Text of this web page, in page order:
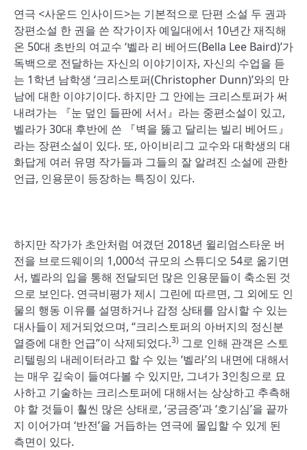
연극 <사운드 인사이드>는 기본적으로 단편 소설 두 권과
장편소설 한 권을 쓴 작가이자 예일대에서 10년간 재직해
온 50대 초반의 여교수 ‘벨라 리 베어드(Bella Lee Baird)’가
독백으로 전달하는 자신의 이야기이자, 자신의 수업을 듣
는 1학년 남학생 ‘크리스토퍼(Christopher Dunn)’와의 만
남에 대한 이야기이다. 하지만 그 안에는 크리스토퍼가 써
내려가는 『눈 덮인 들판에 서서』라는 중편소설이 있고,
벨라가 30대 후반에 쓴 『벽을 뚫고 달리는 빌리 베어드』
라는 장편소설이 있다. 또, 아이비리그 교수와 대학생의 대
화답게 여러 유명 작가들과 그들의 잘 알려진 소설에 관한
언급, 인용문이 등장하는 특징이 있다.
하지만 작가가 초안처럼 여겼던 2018년 윌리엄스타운 버
전을 브로드웨이의 1,000석 규모의 스튜디오 54로 옮기면
서, 벨라의 입을 통해 전달되던 많은 인용문들이 축소된 것
으로 보인다. 연극비평가 제시 그린에 따르면, 그 외에도 인
물의 행동 이유를 설명하거나 감정 상태를 암시할 수 있는
대사들이 제거되었으며, “크리스토퍼의 아버지의 정신분
열증에 대한 언급”이 삭제되었다.3) 그로 인해 관객은 스토
리텔링의 내레이터라고 할 수 있는 ‘벨라’의 내면에 대해서
는 매우 깊숙이 들여다볼 수 있지만, 그녀가 3인칭으로 묘
사하고 기술하는 크리스토퍼에 대해서는 상상하고 추측해
야 할 것들이 훨씬 많은 상태로, ‘궁금증’과 ‘호기심’을 끝까
지 이어가며 ‘반전’을 거듭하는 연극에 몰입할 수 있게 된
측면이 있다.